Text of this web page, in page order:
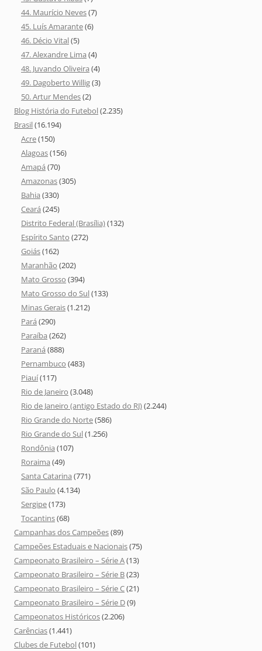
44. Maurício Neves(7)
45. Luís Amarante(6)
46. Décio Vital(5)
47. Alexandre Lima (4)
48. Juvando Oliveira (4)
49. Dagoberto Willig(3)
50. Artur Mendes(2)
Blog História do Futebol(2.235)
Brasil(16.194)
Acre(150)
Alagoas(156)
Amapá (70)
Amazonas(305)
Bahia (330)
Ceará (245)
Distrito Federal (Brasília)(132)
Espírito Santo (272)
Goiás(162)
Maranhão (202)
Mato Grosso (394)
Mato Grosso do Sul(133)
Minas Gerais(1.212)
Pará (290)
Paraíba (262)
Paraná (888)
Pernambuco (483)
Piauí(117)
Rio de Janeiro (3.048)
Rio de Janeiro (antigo Estado do RJ)(2.244)
Rio Grande do Norte(586)
Rio Grande do Sul(1.256)
Rondônia (107)
Roraima (49)
Santa Catarina (771)
São Paulo (4.134)
Sergipe(173)
Tocantins(68)
Campanhas dos Campeões(89)
Campeões Estaduais e Nacionais(75)
Campeonato Brasileiro – Série A(13)
Campeonato Brasileiro – Série B(23)
Campeonato Brasileiro – Série C(21)
Campeonato Brasileiro – Série D(9)
Campeonatos Históricos(2.206)
Carências(1.441)
Clubes de Futebol(101)